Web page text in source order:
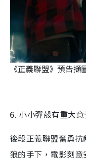
《正義聯盟》預告擷
6. 小小彈殼有重大意
後段正義聯盟奮勇
狼的手下，電影刻